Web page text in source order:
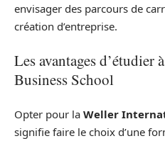
envisager des parcours de
création d’entreprise.
Les avantages
Business School
Opter pour la Weller
signifie faire le choix d’une